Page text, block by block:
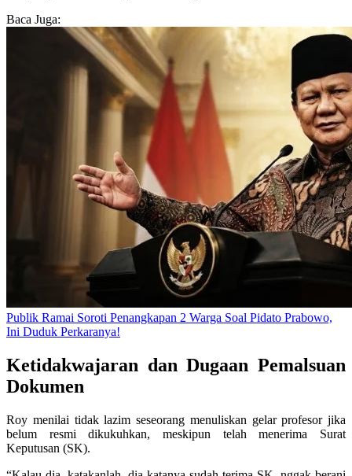
Baca Juga:
Publik Ramai Soroti Penangkapan 2 Warga Soal Pidato Prabowo,
Ini Duduk Perkaranya!
Ketidakwajaran dan Dugaan Pemalsuan
Dokumen
Roy menilai tidak lazim seseorang menuliskan gelar profesor jika
belum resmi dikukuhkan, meskipun telah menerima Surat
Keputusan (SK).